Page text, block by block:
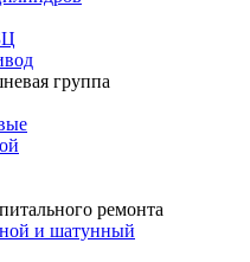
группа
ремонта
и шатунный